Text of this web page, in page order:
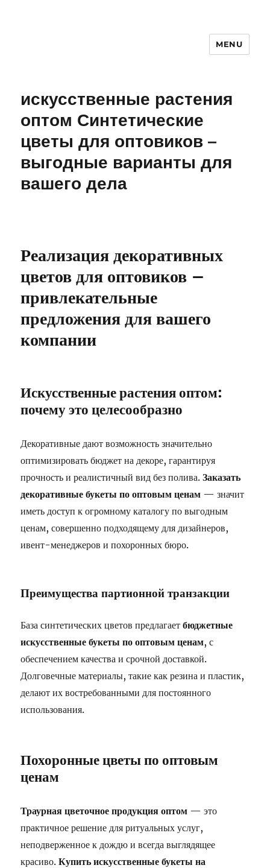
MENU
искусственные растения
оптом Синтетические
цветы для оптовиков –
выгодные варианты для
вашего дела
Реализация декоративных
цветов для оптовиков –
привлекательные
предложения для вашего
компании
Искусственные растения оптом:
почему это целесообразно
Декоративные дают возможность значительно
оптимизировать бюджет на декоре, гарантируя
прочность и реалистичный вид без полива.Заказать
декоративные букеты по оптовым ценам — значит
иметь доступ к огромному каталогу по выгодным
ценам, совершенно подходящему для дизайнеров,
ивент-менеджеров и похоронных бюро.
Преимущества партионной транзакции
База синтетических цветов предлагаетбюджетные
искусственные букеты по оптовым ценам, с
обеспечением качества и срочной доставкой.
Долговечные материалы, такие как резина и пластик,
делают их востребованными для постоянного
использования.
Похоронные цветы по оптовым
ценам
Траурная цветочное продукция оптом — это
практичное решение для ритуальных услуг,
неподверженное к дождю и всегда выглядящее
красиво.Купить искусственные букеты на